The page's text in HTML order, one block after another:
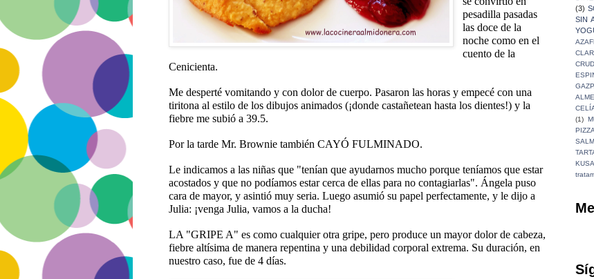
pesadilla pasadas
las doce de la
noche como en el
cuento de la
Cenicienta.
Me desperté vomitando y con dolor de cuerpo. Pasaron las horas y empecé con una
tiritona al estilo de los dibujos animados (¡donde castañetean hasta los dientes!) y la
fiebre me subió a 39.5.
Por la tarde Mr. Brownie también CAYÓ FULMINADO.
Le indicamos a las niñas que "tenían que ayudarnos mucho porque teníamos que estar
acostados y que no podíamos estar cerca de ellas para no contagiarlas". Ángela puso
cara de mayor, y asintió muy seria. Luego asumió su papel perfectamente, y le dijo a
Julia: ¡venga Julia, vamos a la ducha!
LA "GRIPE A" es como cualquier otra gripe, pero produce un mayor dolor de cabeza,
fiebre altísima de manera repentina y una debilidad corporal extrema. Su duración, en
nuestro caso, fue de 4 días.
(3)
SIN
(1)
PIZZA